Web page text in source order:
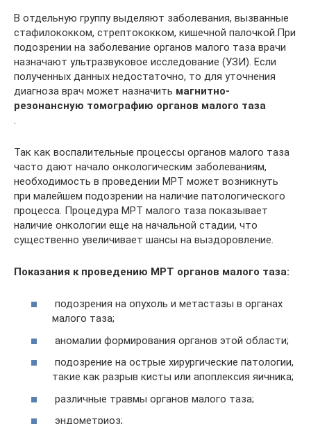
В отдельную группу выделяют заболевания, вызванные
стафилококком, стрептококком, кишечной палочкой.При
подозрении на заболевание органов малого таза врачи
назначают ультразвуковое исследование (УЗИ). Если
полученных данных недостаточно, то для уточнения
диагноза врач может назначить магнитно-
резонансную томографию органов малого таза
Так как воспалительные процессы органов малого таза
часто дают начало онкологическим заболеваниям,
необходимость в проведении МРТ может возникнуть
при малейшем подозрении на наличие патологического
процесса. Процедура МРТ малого таза показывает
наличие онкологии еще на начальной стадии, что
существенно увеличивает шансы на выздоровление.
Показания к проведению МРТ органов малого таза:
подозрения на опухоль и метастазы в органах
малого таза;
аномалии формирования органов этой области;
подозрение на острые хирургические патологии,
такие как разрыв кисты или апоплексия яичника;
различные травмы органов малого таза;
эндометриоз;